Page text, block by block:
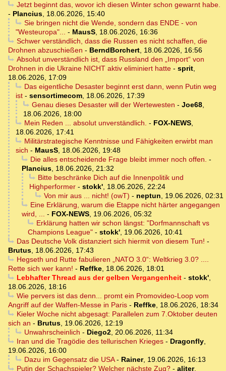
Jetzt beginnt das, wovor ich diesen Winter schon gewarnt habe.
- Plancius, 18.06.2026, 15:40
Sie bringen nicht die Wende, sondern das ENDE - von
"Westeuropa"... - MausS, 18.06.2026, 16:36
Schwer verständlich, dass die Russen es nicht schaffen, die
Drohnen abzuschießen - BerndBorchert, 18.06.2026, 16:56
Absolut unverständlich ist, dass Russland den „Import“ von
Drohnen in die Ukraine NICHT aktiv eliminiert hatte - sprit,
18.06.2026, 17:09
Das eigentliche Desaster beginnt erst dann, wenn Putin weg
ist - sensortimecom, 18.06.2026, 17:39
Genau dieses Desaster will der Wertewesten - Joe68,
18.06.2026, 18:00
Mein Reden ... absolut unverständlich. - FOX-NEWS,
18.06.2026, 17:41
Militärstrategische Kenntnisse und Fähigkeiten erwirbt man
sich - MausS, 18.06.2026, 19:48
Die alles entscheidende Frage bleibt immer noch offen. -
Plancius, 18.06.2026, 21:32
Bitte beschränke Dich auf die Innenpolitik und
Highperformer - stokk', 18.06.2026, 22:24
Von mir aus ... nicht! (owT) - neptun, 19.06.2026, 02:31
Eine Erklärung, warum die Etappe nicht härter angegangen
wird, ... - FOX-NEWS, 19.06.2026, 05:32
Erklärung hatten wir schon längst: "Dorfmannschaft vs
Champions League" - stokk', 19.06.2026, 10:41
Das Deutsche Volk distanziert sich hiermit von diesem Tun! -
Brutus, 18.06.2026, 17:43
Hegseth und Rutte fabulieren „NATO 3.0“: Weltkrieg 3.0? ....
Rette sich wer kann! - Reffke, 18.06.2026, 18:01
Lebhafter Thread aus der gelben Vergangenheit- stokk',
18.06.2026, 18:16
Wie pervers ist das denn... promt ein Promovideo-Loop vom
Angriff auf der Waffen-Messe in Paris - Reffke, 18.06.2026, 18:34
Kieler Woche nicht abgesagt: Parallelen zum 7.Oktober deuten
sich an - Brutus, 19.06.2026, 12:19
Unwahrscheinlich - Diego2, 20.06.2026, 11:34
Iran und die Tragödie des tellurischen Krieges- Dragonfly,
19.06.2026, 16:00
Dazu im Gegensatz die USA- Rainer, 19.06.2026, 16:13
Putin der Schachspieler? Welcher nächste Zug?- aliter,